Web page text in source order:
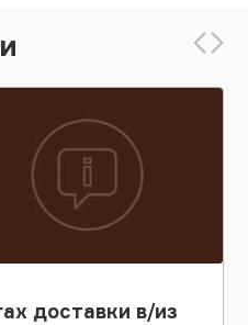
доставки в/из